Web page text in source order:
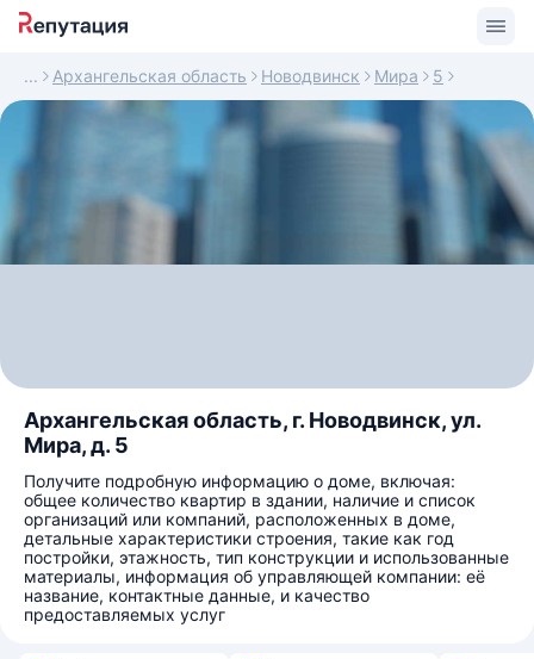
Архангельская область Новодвинск Мира 5
Архангельская область, г. Новодвинск, ул.
Мира, д. 5
Получите подробную информацию о доме, включая:
общее количество квартир в здании, наличие и список
организаций или компаний, расположенных в доме,
детальные характеристики строения, такие как год
постройки, этажность, тип конструкции и использованные
материалы, информация об управляющей компании: её
название, контактные данные, и качество
предоставляемых услуг